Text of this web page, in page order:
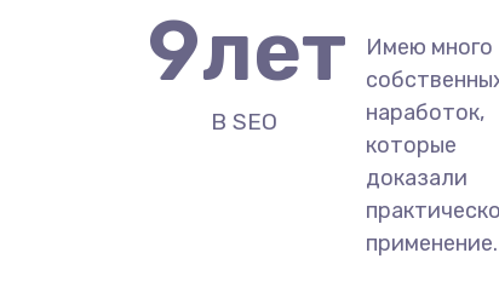
9лет
В SEO
Имею много
наработок,
которые
доказали
применение.